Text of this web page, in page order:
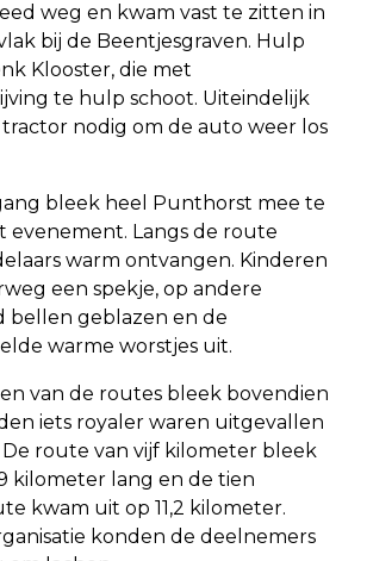
weg en kwam vast te zitten in
bij de Beentjesgraven. Hulp
Klooster, die met
te hulp schoot. Uiteindelijk
tractor nodig om de auto weer los
bleek heel Punthorst mee te
evenement. Langs de route
warm ontvangen. Kinderen
een spekje, op andere
bellen geblazen en de
warme worstjes uit.
van de routes bleek bovendien
iets royaler waren uitgevallen
route van vijf kilometer bleek
kilometer lang en de tien
kwam uit op 11,2 kilometer.
konden de deelnemers